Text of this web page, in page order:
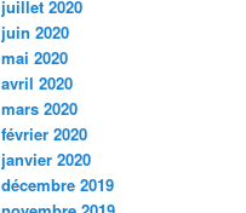
juillet 2020
juin 2020
mai 2020
avril 2020
mars 2020
février 2020
janvier 2020
décembre 2019